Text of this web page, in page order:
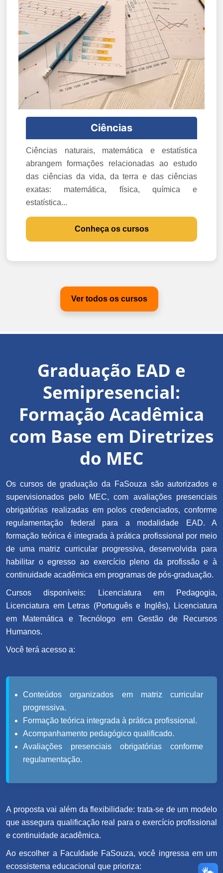
Ciências
Ciências naturais, matemática e estatística
abrangem formações relacionadas ao estudo
das ciências da vida, da terra e das ciências
exatas: matemática, física, química e
estatística...
Conheça os cursos
Ver todos os cursos
Graduação EAD e
Semipresencial:
Formação Acadêmica
com Base em Diretrizes
do MEC
Os cursos de graduação da FaSouza são autorizados e
supervisionados pelo MEC, com avaliações presenciais
obrigatórias realizadas em polos credenciados, conforme
regulamentação federal para a modalidade EAD. A
formação teórica é integrada à prática profissional por meio
de uma matriz curricular progressiva, desenvolvida para
habilitar o egresso ao exercício pleno da profissão e à
continuidade acadêmica em programas de pós-graduação.
Cursos disponíveis: Licenciatura em Pedagogia,
Licenciatura em Letras (Português e Inglês), Licenciatura
em Matemática e Tecnólogo em Gestão de Recursos
Humanos.
Você terá acesso a:
Conteúdos organizados em matriz curricular
progressiva.
Formação teórica integrada à prática profissional.
Acompanhamento pedagógico qualificado.
Avaliações presenciais obrigatórias conforme
regulamentação.
A proposta vai além da flexibilidade: trata-se de um modelo
que assegura qualificação real para o exercício profissional
e continuidade acadêmica.
Ao escolher a Faculdade FaSouza, você ingressa em um
ecossistema educacional que prioriza: